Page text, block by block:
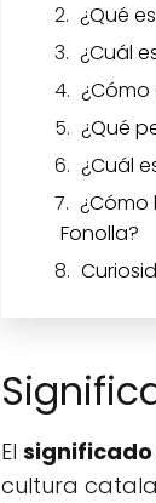
¿Qué
¿Cuál
¿Cómo
¿Qué
¿Cuál
¿Cómo
Fonolla?
El significado
cultura